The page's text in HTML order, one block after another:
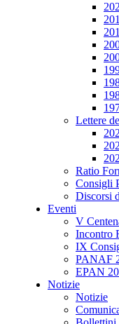
Lettere
Ratio
Consigli
Discorsi
Eventi
V
Incontro
IX
PANAF
EPAN
Notizie
Notizie